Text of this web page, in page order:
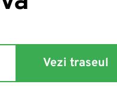
Vezi traseul